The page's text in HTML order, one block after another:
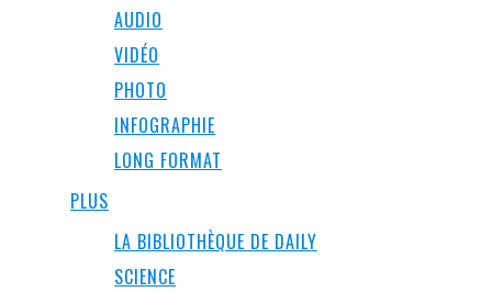
AUDIO
VIDÉO
PHOTO
INFOGRAPHIE
LONG FORMAT
PLUS
LA BIBLIOTHÈQUE DE DAILY
SCIENCE